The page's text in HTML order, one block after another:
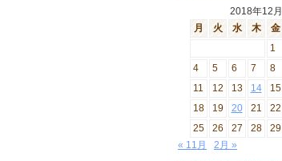
2018年12月
月
火 水 木 金
1
4
5 6 7 8
11
12 13 14 15
18
19 20 21 22
25
26 27 28 29
« 11月
2月 »